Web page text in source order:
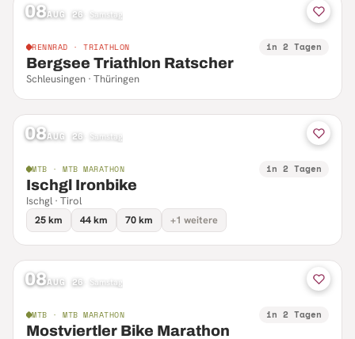
08AUG 26 Samstag
RENNRAD · TRIATHLON in 2 Tagen
Bergsee Triathlon Ratscher
Schleusingen · Thüringen
08AUG 26 Samstag
MTB · MTB MARATHON in 2 Tagen
Ischgl Ironbike
Ischgl · Tirol
25 km
44 km 70 km +1 weitere
08AUG 26 Samstag
MTB · MTB MARATHON in 2 Tagen
Mostviertler Bike Marathon